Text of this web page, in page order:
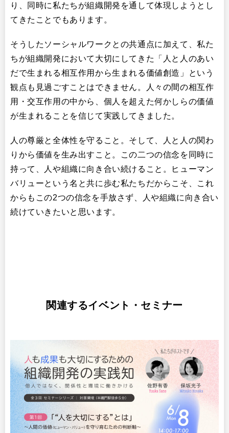
り、同時に私たちが組織開発を通して体現しようとし
てきたことでもあります。
そうしたソーシャルワークとの共通点に加えて、私た
ちが組織開発において大切にしてきた「人と人のあい
だで生まれる相互作用から生まれる価値創造」という
観点も見過ごすことはできません。人々の間の相互作
用・交互作用の中から、個人を超えた何かしらの価値
が生まれることを信じて実践してきました。
人の尊厳と全体性を守ること。そして、人と人の関わ
りから価値を生み出すこと。この二つの信念を同時に
持って、人や組織に向き合い続けること。ヒューマン
バリューという名と共に歩む私たちだからこそ、これ
からもこの2つの信念を手放さず、人や組織に向き合い
続けていきたいと思います。
関連するイベント・セミナー